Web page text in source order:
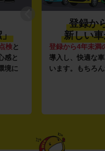
」
検と
感と
境に
登録か
新しい
登録から4年未満
導入し、快適な
います。もちろ